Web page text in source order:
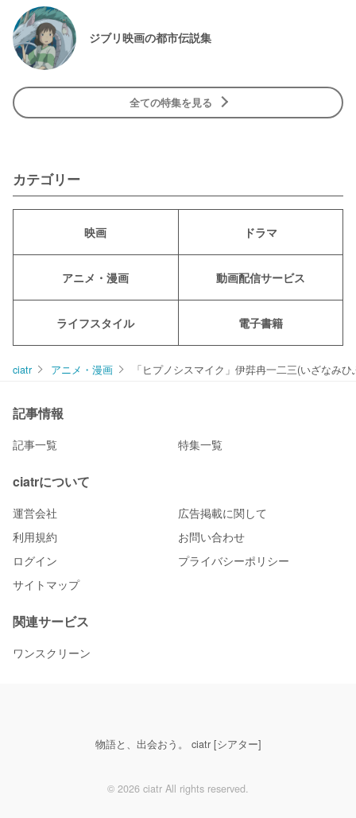
ジブリ映画の都市伝説集
全ての特集を見る
カテゴリー
映画 ドラマ
アニメ・漫画 動画配信サービス
ライフスタイル 電子書籍
ciatr アニメ・漫画 「ヒプノシスマイク」伊弉冉一二三(いざなみ
記事情報
記事一覧 特集一覧
ciatrについて
運営会社
広告掲載に関して
利用規約
お問い合わせ
ログイン
プライバシーポリシー
サイトマップ
関連サービス
ワンスクリーン
物語と、出会おう。 ciatr [シアター]
© 2026 ciatr All rights reserved.